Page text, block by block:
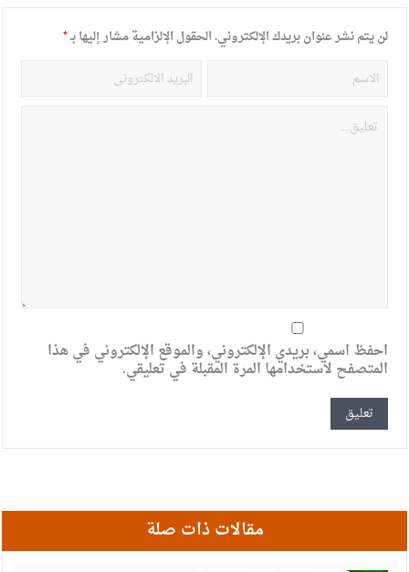
لن يتم نشر عنوان بريدك الإلكتروني.الحقول الإلزامية مشار إليها بـ*
احفظ اسمي، بريدي الإلكتروني، والموقع الإلكتروني في هذا
المتصفح لاستخدامها المرة المقبلة في تعليقي.
مقالات ذات صلة